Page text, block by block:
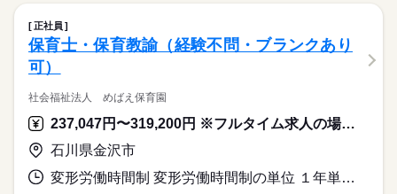
正社員
保育士・保育教諭（経験不問・ブランクあり
可）
社会福祉法人 めばえ保育園
237,047円〜319,200円 ※フルタイム求人の場合は月額（換算額）、パート求人の場合は時間額を表示しています。
石川県金沢市
変形労働時間制 変形労働時間制の単位 １年単位 就業時間１ 8時15分〜17時00分 就業時間２ 7時00分〜15時45分 就業時間３ 8時00分〜16時30分 就業時間に関する特記事項 （４）９：００～１８：００